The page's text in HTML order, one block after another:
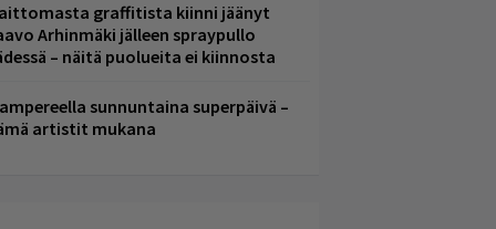
graffitista kiinni jäänyt
Arhinmäki jälleen spraypullo
– näitä puolueita ei kiinnosta
sunnuntaina superpäivä –
artistit mukana